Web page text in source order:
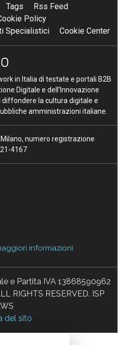
Tags
Rss Feed
Policy
Specialistici
Cookie Center
in Italia di testate e portali B2B
Digitale e dell’Innovazione
diffondere la cultura digitale e
amministrazioni italiane.
numero registrazione
4167
informazioni
e Partita IVA 13868590962
RIGHTS RESERVED. ISP
del sito